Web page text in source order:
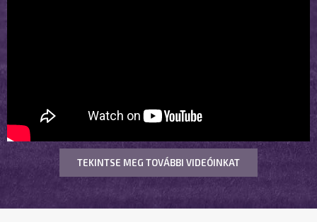
TEKINTSE MEG TOVÁBBI VIDEÓINKAT